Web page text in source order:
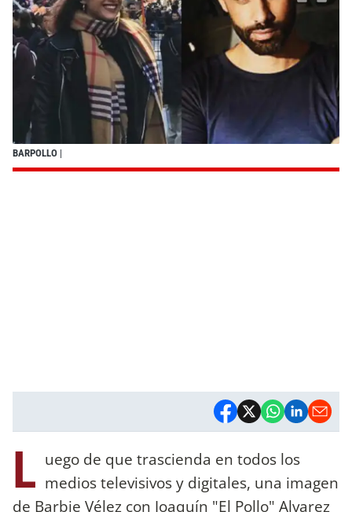
BARPOLLO |
L uego de que trascienda en todos los
medios televisivos y digitales, una imagen
de Barbie Vélez con Joaquín "El Pollo" Alvarez